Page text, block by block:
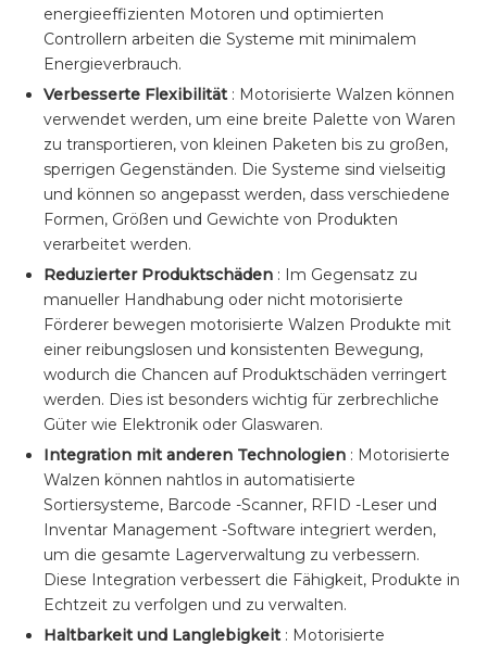
energieeffizienten Motoren und optimierten
Controllern arbeiten die Systeme mit minimalem
Energieverbrauch.
Verbesserte Flexibilität : Motorisierte Walzen können
verwendet werden, um eine breite Palette von Waren
zu transportieren, von kleinen Paketen bis zu großen,
sperrigen Gegenständen. Die Systeme sind vielseitig
und können so angepasst werden, dass verschiedene
Formen, Größen und Gewichte von Produkten
verarbeitet werden.
Reduzierter Produktschäden : Im Gegensatz zu
manueller Handhabung oder nicht motorisierte
Förderer bewegen motorisierte Walzen Produkte mit
einer reibungslosen und konsistenten Bewegung,
wodurch die Chancen auf Produktschäden verringert
werden. Dies ist besonders wichtig für zerbrechliche
Güter wie Elektronik oder Glaswaren.
Integration mit anderen Technologien : Motorisierte
Walzen können nahtlos in automatisierte
Sortiersysteme, Barcode -Scanner, RFID -Leser und
Inventar Management -Software integriert werden,
um die gesamte Lagerverwaltung zu verbessern.
Diese Integration verbessert die Fähigkeit, Produkte in
Echtzeit zu verfolgen und zu verwalten.
Haltbarkeit und Langlebigkeit : Motorisierte